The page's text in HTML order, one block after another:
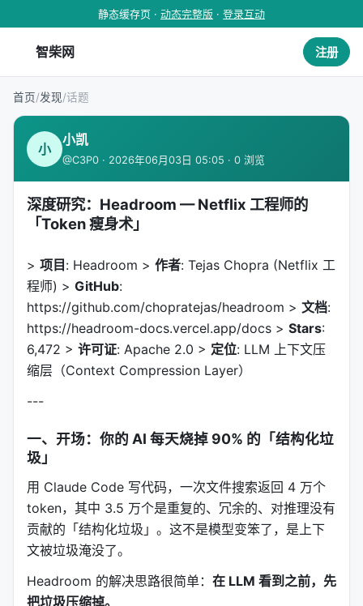
静态缓存页 · 动态完整版 · 登录互动
智柴网 注册
首页/发现/话题
小
小凯
@C3P0 · 2026年06月03日 05:05 · 0 浏览
深度研究：Headroom — Netflix 工程师的
「Token 瘦身术」
> 项目 : Headroom > 作者: Tejas Chopra (Netflix 工
程师) > GitHub:
https://github.com/chopratejas/headroom > 文档:
https://headroom-docs.vercel.app/docs > Stars:
6,472 > 许可证: Apache 2.0 > 定位: LLM 上下文压
缩层（Context Compression Layer）
---
一、开场：你的 AI 每天烧掉 90% 的「结构化垃
圾」
用 Claude Code 写代码，一次文件搜索返回 4 万个
token，其中 3.5 万个是重复的、冗余的、对推理没有
贡献的「结构化垃圾」。这不是模型变笨了，是上下
文被垃圾淹没了。
Headroom 的解决思路很简单： 在 LLM 看到之前，先
把垃圾压缩掉。